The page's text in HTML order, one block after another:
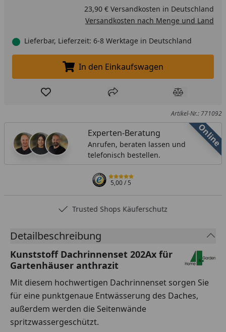
23,90 € Versandkosten in Deutschland
Versandkosten nach Menge und Land
Lieferbar, Lieferzeit: 6-8 Werktage in Deutschland
In den Einkaufswagen legen
In den Einkaufswagen
Produkt zur Wunschliste hinzufügen
Teilen Produkt
Artikel-Nr.: 771092
Online
Experten-Beratung
Anrufen, beraten lassen und
telefonisch bestellen.
5,00/ 5
Trusted Shops Käuferschutz
Detailbeschreibung
Kunststoff Dachrinnenset 202Ax für
Gartenhäuser anthrazit
Mit diesem hochwertigen Dachrinnenset sorgen Sie
für eine punktgenaue Entwässerung des Daches,
außerdem werden die Seitenwände
spritzwassergeschützt.